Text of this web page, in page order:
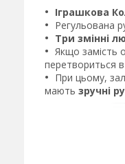
Іграшкова
Регульована
Три змінні
Якщо замість
перетвориться
При цьому,
мають зручні